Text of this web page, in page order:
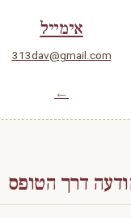
אימייל
313dav@gmail.com
←
דרך הטופס